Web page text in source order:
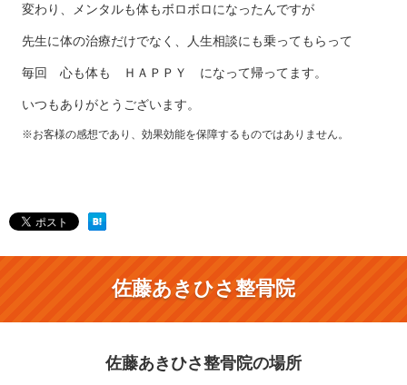
変わり、メンタルも体もボロボロになったんですが
先生に体の治療だけでなく、人生相談にも乗ってもらって
毎回 心も体も ＨＡＰＰＹ になって帰ってます。
いつもありがとうございます。
※お客様の感想であり、効果効能を保障するものではありません。
佐藤あきひさ整骨院
佐藤あきひさ整骨院の場所